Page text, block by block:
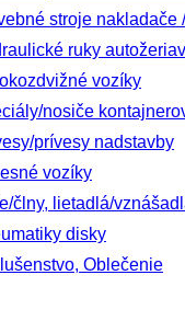
stroje nakladače
ruky
vozíky
nosiče
prívesy nadstavby
vozíky
člny, lietadlá/
disky
Oblečenie
kontajnerov
nadstavby
vznášadlá
disky
Oblečenie